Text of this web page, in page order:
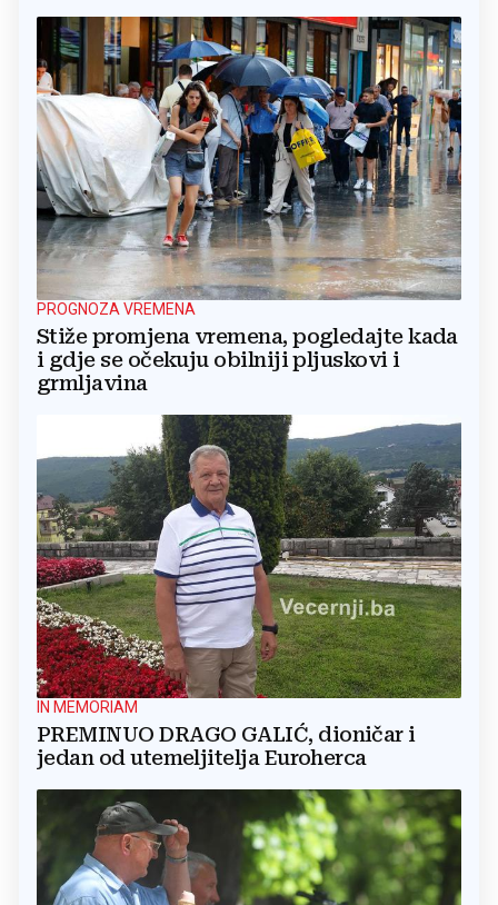
PROGNOZA VREMENA
Stiže promjena vremena, pogledajte kada
i gdje se očekuju obilniji pljuskovi i
grmljavina
IN MEMORIAM
PREMINUO DRAGO GALIĆ, dioničar i
jedan od utemeljitelja Euroherca